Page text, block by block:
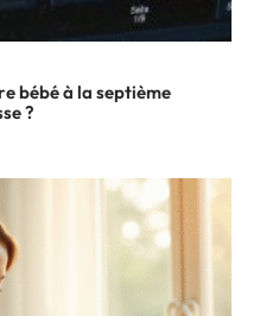
bébé à la septième
?